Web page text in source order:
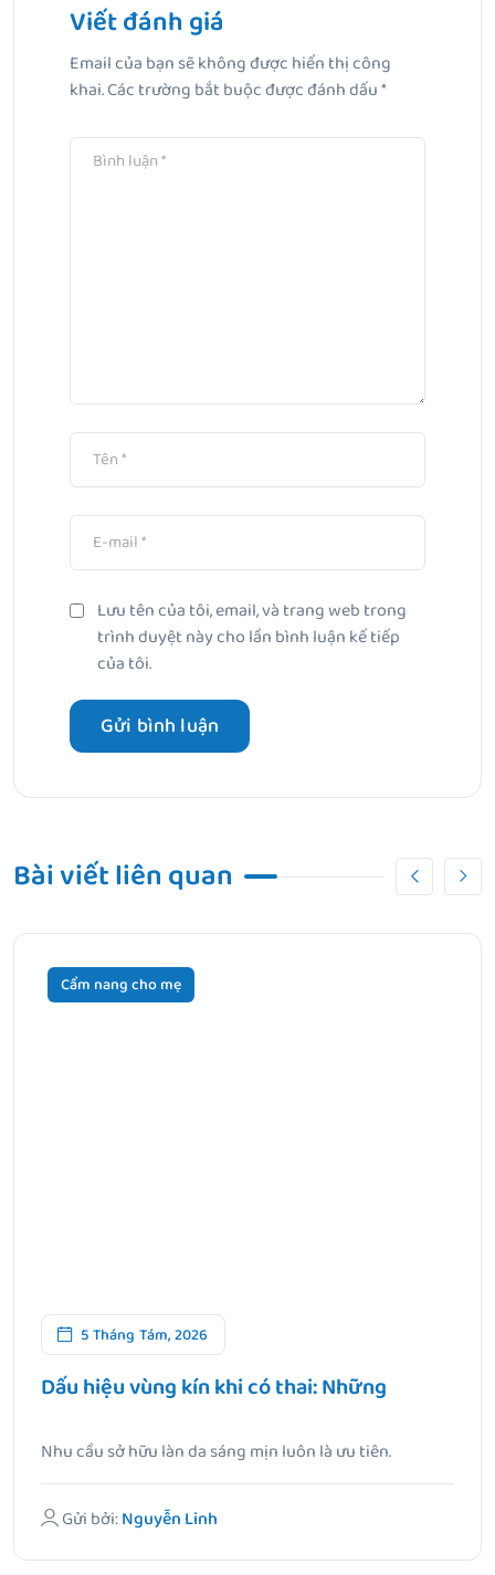
Dầu dừa có làm trắng da không? Cách sử dụng dầu dừa
dưỡng sáng da hiệu quả
Viết đánh giá
Email của bạn sẽ không được hiển thị công
khai.Các trường bắt buộc được đánh dấu*
Lưu tên của tôi, email, và trang web trong
trình duyệt này cho lần bình luận kế tiếp
của tôi.
Bài viết liên quan
Cẩm nang cho mẹ
5 Tháng Tám, 2026
Dấu hiệu vùng kín khi có thai: Những
Nhu cầu sở hữu làn da sáng mịn luôn là ưu tiên.
Gửi bởi:Nguyễn Linh